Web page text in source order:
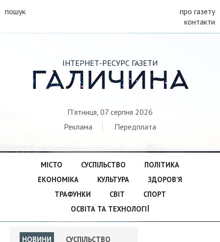
пошук
про газету
контакти
ІНТЕРНЕТ-РЕСУРС ГАЗЕТИ
ГАЛИЧИНА
П'ятниця, 07 серпня 2026
Реклама
Передплата
МІСТО СУСПІЛЬСТВО
ПОЛІТИКА
ЕКОНОМІКА
КУЛЬТУРА
ЗДОРОВ’Я
ТРАФУНКИ
СВІТ
СПОРТ
ОСВІТА ТА ТЕХНОЛОГІЇ
НОВИНИ СУСПІЛЬСТВО